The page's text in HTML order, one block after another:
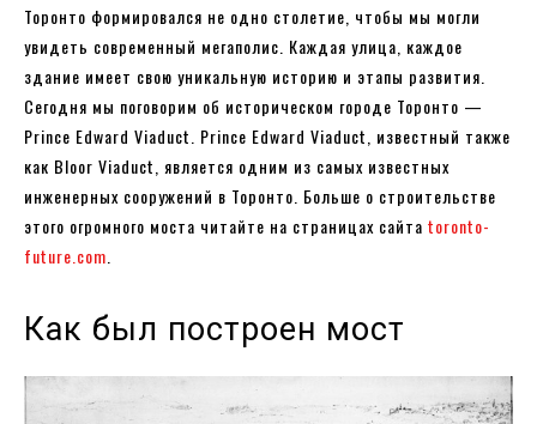
Торонто формировался не одно столетие, чтобы мы могли
увидеть современный мегаполис. Каждая улица, каждое
здание имеет свою уникальную историю и этапы развития.
Сегодня мы поговорим об историческом городе Торонто —
Prince Edward Viaduct. Prince Edward Viaduct, известный также
как Bloor Viaduct, является одним из самых известных
инженерных сооружений в Торонто. Больше о строительстве
этого огромного моста читайте на страницах сайта toronto-
future.com
Как был построен мост